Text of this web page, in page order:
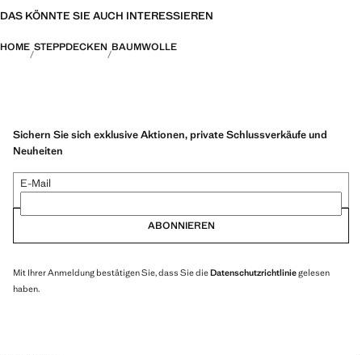
DAS KÖNNTE SIE AUCH INTERESSIEREN
HOME STEPPDECKEN BAUMWOLLE
Sichern Sie sich exklusive Aktionen, private Schlussverkäufe und
Neuheiten
E-Mail
ABONNIEREN
Mit Ihrer Anmeldung bestätigen Sie, dass Sie dieDatenschutzrichtliniegelesen
haben.